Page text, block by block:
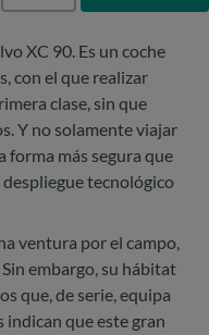
XC 90. Es un coche
con el que realizar
clase, sin que
Y no solamente viajar
forma más segura que
tecnológico
ventura por el campo,
embargo, su hábitat
que, de serie, equipa
indican que este gran